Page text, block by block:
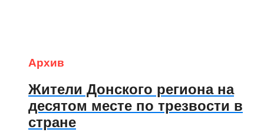
Архив
Жители Донского региона на
десятом месте по трезвости в
стране